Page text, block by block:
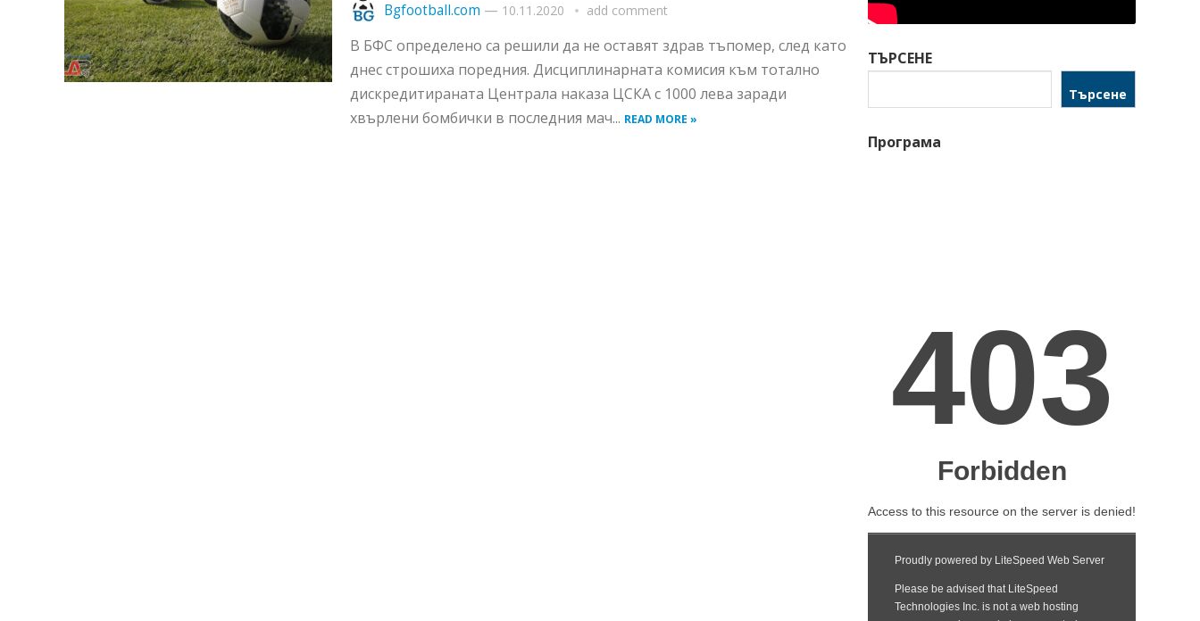
Bgfootball.com — 10.11.2020 add comment
В БФС определено са решили да не оставят здрав тъпомер, след като
днес строшиха поредния. Дисциплинарната комисия към тотално
дискредитираната Централа наказа ЦСКА с 1000 лева заради
хвърлени бомбички в последния мач... READ MORE »
ТЪРСЕНЕ
Търсене
Програма